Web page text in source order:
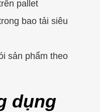
pallet
bao tải siêu
sản phẩm theo
dụng